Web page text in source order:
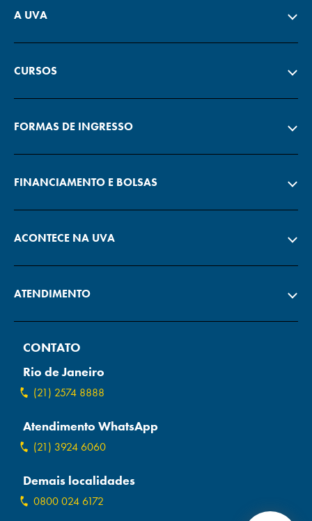
A UVA
CURSOS
FORMAS DE INGRESSO
FINANCIAMENTO E BOLSAS
ACONTECE NA UVA
ATENDIMENTO
CONTATO
Rio de Janeiro
(21) 2574 8888
Atendimento WhatsApp
(21) 3924 6060
Demais localidades
0800 024 6172